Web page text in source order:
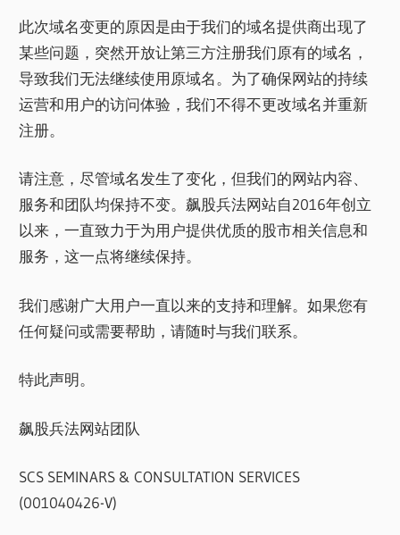
此次域名变更的原因是由于我们的域名提供商出现了
某些问题，突然开放让第三方注册我们原有的域名，
导致我们无法继续使用原域名。为了确保网站的持续
运营和用户的访问体验，我们不得不更改域名并重新
注册。
请注意，尽管域名发生了变化，但我们的网站内容、
服务和团队均保持不变。飙股兵法网站自2016年创立
以来，一直致力于为用户提供优质的股市相关信息和
服务，这一点将继续保持。
我们感谢广大用户一直以来的支持和理解。如果您有
任何疑问或需要帮助，请随时与我们联系。
特此声明。
飙股兵法网站团队
SCS SEMINARS & CONSULTATION SERVICES
(001040426-V)